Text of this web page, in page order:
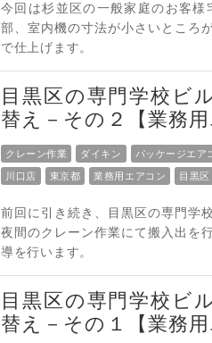
今回は杉並区の一般家庭のお客
部、室内機の寸法が小さいところ
で仕上げます。
目黒区の専門学校ビ
替え－その２【業務用
クレーン作業 ダイキン パッケージエア
川口店 東京都 業務用エアコン 目黒区
前回に引き続き、目黒区の専門学
夜間のクレーン作業にて搬入出を
導を行います。
目黒区の専門学校ビ
替え－その１【業務用